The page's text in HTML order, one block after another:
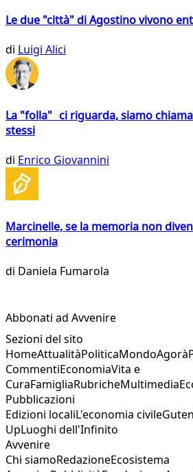
Le due "città" di Agostino vivono
di Luigi Alici
La "folla" ci riguarda, siamo
stessi
di Enrico Giovannini
Marcinelle, se la memoria non
cerimonia
di Daniela Fumarola
Abbonati ad Avvenire
Sezioni del sito
HomeAttualitàPoliticaMondoAgorà
CommentiEconomiaVita e
CuraFamigliaRubricheMultimedia
Pubblicazioni
Edizioni localiL'economia civile
UpLuoghi dell'Infinito
Avvenire
Chi siamoRedazioneEcosistema